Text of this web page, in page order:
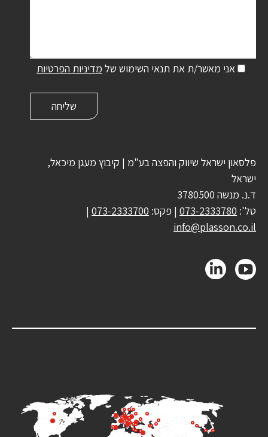
אני מאשר/ת את תנאי השימוש של מדיניות הפרטיות
פלסאון ישראל שיווק והפצה בע"מ | קיבוץ מעגן מיכאל,
ישראל
ד.נ. מנשה 3780500
טל': 073-2333780 | פקס: 073-2333700
|
info@plasson.co.il